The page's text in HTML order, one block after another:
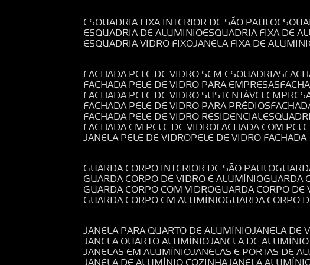
ESQUADRIA FIXA INTERIOR DE SÃO PAULO
ESQUADRIA DE ALUMINIO ESQUADRIA FIXA DE
ESQUADRIA VIDRO FIXO JANELA FIXA DE
FACHADA PELE DE VIDRO SEM ESQUADRIAS
FACHADA PELE DE VIDRO PARA EMPRESAS
FACHADA PELE DE VIDRO SUSTENTÁVEL
FACHADA PELE DE VIDRO PARA PRÉDIOS
FACHADA PELE DE VIDRO RESIDENCIAL
FACHADA EM PELE DE VIDRO FACHADA COM
JANELA PELE DE VIDRO PELE DE VIDRO FACHADA
GUARDA CORPO INTERIOR DE SÃO PAULO
GUARDA CORPO DE VIDRO E ALUMÍNIO
GUARDA CORPO COM VIDRO GUARDA CORPO
GUARDA CORPO EM ALUMÍNIO GUARDA CORPO
JANELA PARA QUARTO DE ALUMÍNIO JANELA DE
JANELA QUARTO ALUMÍNIO JANELA DE
JANELAS EM ALUMÍNIO JANELAS E PORTAS DE